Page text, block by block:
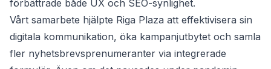
förbättrade både UX och SEO-synlighet.
Vårt samarbete hjälpte Riga Plaza att effektivisera sin
digitala kommunikation, öka kampanjutbytet och samla
fler nyhetsbrevsprenumeranter via integrerade